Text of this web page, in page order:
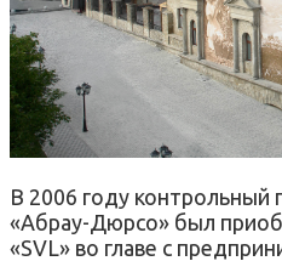
В 2006 году контрольный
«Абрау-Дюрсо» был
«SVL» во главе с